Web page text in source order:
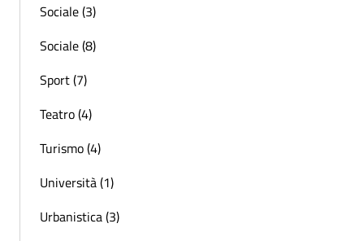
Sociale (3)
Sociale (8)
Sport (7)
Teatro (4)
Turismo (4)
Università (1)
Urbanistica (3)